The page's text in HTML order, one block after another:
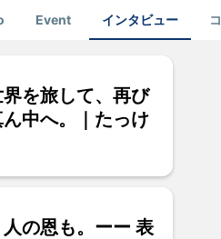
Event インタビュー
を旅して、再び
ん中へ。｜たっけ
の恩も。ーー 表